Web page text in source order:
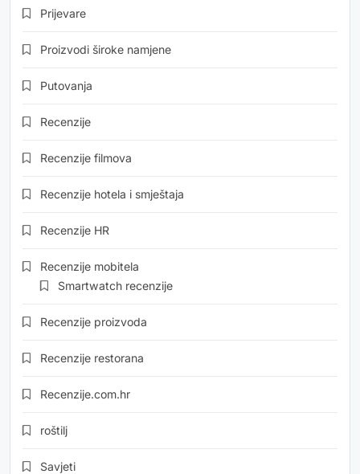
Prijevare
Proizvodi široke namjene
Putovanja
Recenzije
Recenzije filmova
Recenzije hotela i smještaja
Recenzije HR
Recenzije mobitela
Smartwatch recenzije
Recenzije proizvoda
Recenzije restorana
Recenzije.com.hr
roštilj
Savjeti